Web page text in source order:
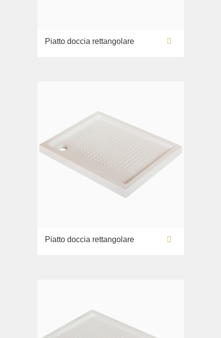
Piatto doccia rettangolare
Piatto doccia rettangolare